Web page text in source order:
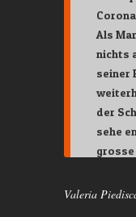
Als
nichts
seiner
der
sehe
grosse
war.
Valeria